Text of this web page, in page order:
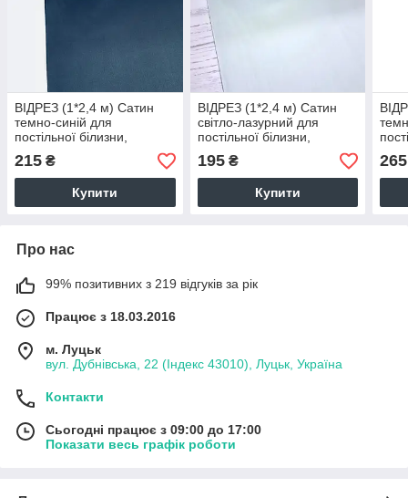
ВІДРЕЗ (1*2,4 м) Сатин
темно-синій для
постільної білизни,
мерсеризований (ТУРЦІЯ
шир. 2,4 м) (SAT-N-0066)
215 ₴
Купити
ВІДРЕЗ (1*2,4 м) Сатин
світло-лазурний для
постільної білизни,
мерсеризований (ТУРЦІЯ
шир. 2,4 м) (SAT-N-0040)
195₴
Купити
265
Про нас
99% позитивних з 219 відгуків за рік
Працює з 18.03.2016
м. Луцьк
вул. Дубнівська, 22 (Індекс 43010), Луцьк, Україна
Контакти
Сьогодні працює з 09:00 до 17:00
Показати весь графік роботи